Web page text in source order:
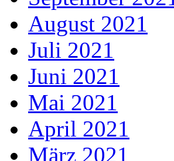
August 2021
Juli 2021
Juni 2021
Mai 2021
April 2021
März 2021